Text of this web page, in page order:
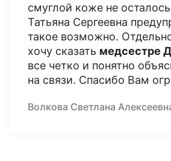
смуглой коже не
Татьяна Сергеевна
такое возможно.
хочу сказать медсестре
все четко и понятно
на связи. Спасибо Вам
Волкова Светлана